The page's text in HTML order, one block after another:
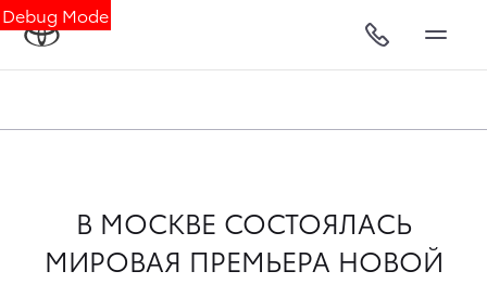
Debug Mode
В МОСКВЕ СОСТОЯЛАСЬ
МИРОВАЯ ПРЕМЬЕРА НОВОЙ